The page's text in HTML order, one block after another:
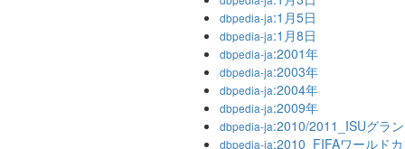
dbpedia-ja:1月5日
dbpedia-ja:1月8日
dbpedia-ja:2001年
dbpedia-ja:2003年
dbpedia-ja:2004年
dbpedia-ja:2009年
dbpedia-ja:2010/2011_ISUグラ
dbpedia-ja:2010_FIFAワールド